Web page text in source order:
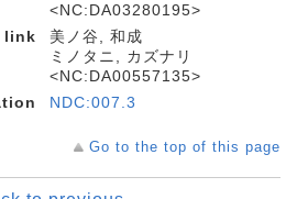
<NC:DA03280195>
link
美ノ谷, 和成
ミノタニ, カズナリ
<NC:DA00557135>
NDC:007.3
Go to the top of this page